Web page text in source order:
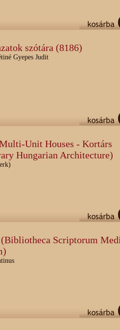
szótára (8186)
Gyepes Judit
Unit Houses - Kortárs
Hungarian Architecture)
Scriptorum